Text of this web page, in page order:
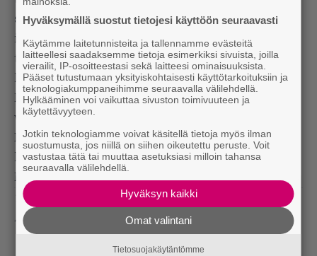
slovenialaiset ovat ihania! Flow on myös mieletön:
ihmisiä on juuri sopiva määrä, jotta on helppo
tavata bilekavereita, mutta omansa löytää myös
helposti.
Bonobon keikalla Ljubljana Backyardilla alkaa
vihdoin tuntua festivaalilta.
Flow’n visuaalit Ljubljanassa ovat omaa
luokkaansa.Pet Shop Boys – leipää ja sirkushuveja.
Pet Shop Boys – lasereiden sota.
Teksti:
Linda Söderholm
Kuvat:
Hyväksymällä suostut tietojesi käyttöön seuraavasti
Käytämme laitetunnisteita ja tallennamme evästeitä
laitteellesi saadaksemme tietoja esimerkiksi sivuista, joilla
vierailit, IP-osoitteestasi sekä laitteesi ominaisuuksista.
Pääset tutustumaan yksityiskohtaisesti käyttötarkoituksiin ja
teknologiakumppaneihimme seuraavalla välilehdellä.
Hylkääminen voi vaikuttaa sivuston toimivuuteen ja
käytettävyyteen.
Jotkin teknologiamme voivat käsitellä tietoja myös ilman
suostumusta, jos niillä on siihen oikeutettu peruste. Voit
vastustaa tätä tai muuttaa asetuksiasi milloin tahansa
seuraavalla välilehdellä.
Hyväksyn kaikki
Omat valintani
Tietosuojakäytäntömme